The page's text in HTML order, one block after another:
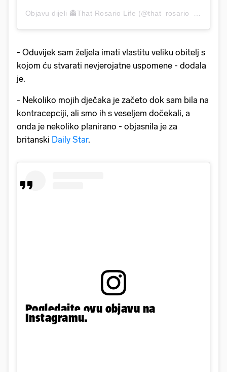
- Oduvijek sam željela imati vlastitu veliku obitelj s
kojom ću stvarati nevjerojatne uspomene - dodala
je.
- Nekoliko mojih dječaka je začeto dok sam bila na
kontracepciji, ali smo ih s veseljem dočekali, a
onda je nekoliko planirano - objasnila je za
britanski Daily Star.
Pogledajte ovu objavu na
Instagramu.